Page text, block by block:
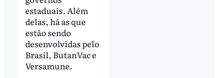
estaduais. Além
delas, há as que
estão sendo
desenvolvidas pelo
Brasil, ButanVac e
Versamune.